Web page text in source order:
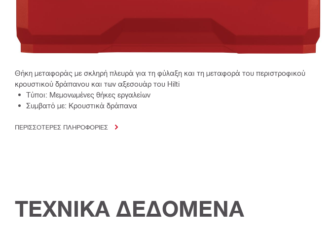
Θήκη μεταφοράς με σκληρή πλευρά για τη φύλαξη και τη μεταφορά του περιστροφικού
κρουστικού δράπανου και των αξεσουάρ του Hilti
Τύποι: Μεμονωμένες θήκες εργαλείων
Συμβατό με: Κρουστικά δράπανα
ΠΕΡΙΣΣΟΤΕΡΕΣ ΠΛΗΡΟΦΟΡΙΕΣ
ΤΕΧΝΙΚΑ ΔΕΔΟΜΕΝΑ